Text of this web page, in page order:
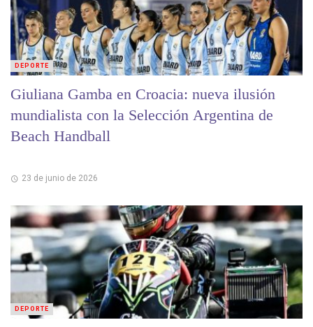
Giuliana Gamba en Croacia: nueva ilusión
mundialista con la Selección Argentina de
Beach Handball
23 de junio de 2026
DEPORTE
DEPORTE